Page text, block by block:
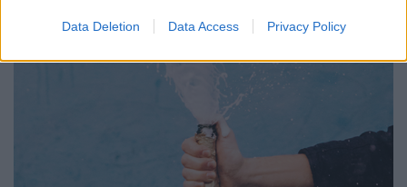
Data Deletion Data Access Privacy Policy